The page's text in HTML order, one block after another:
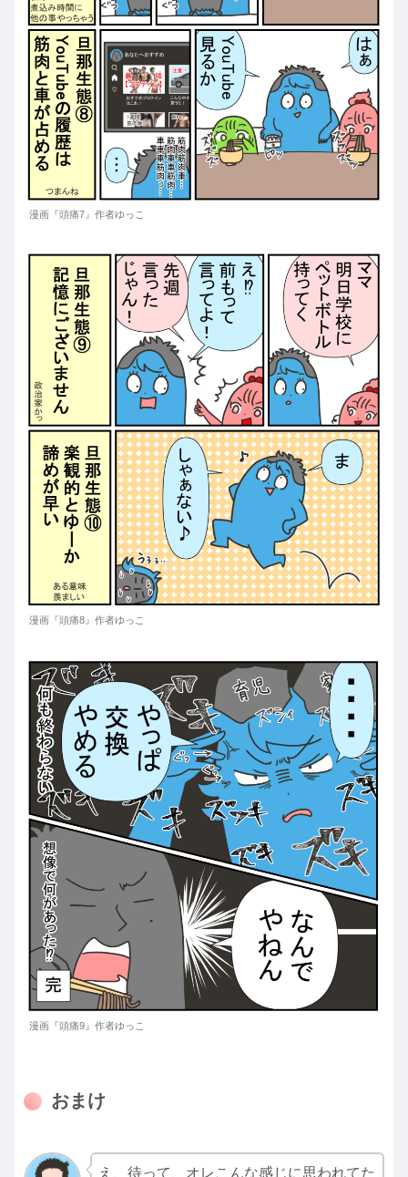
漫画『頭痛7』作者ゆっこ
漫画『頭痛8』作者ゆっこ
漫画『頭痛9』作者ゆっこ
おまけ
え、待って、オレこんな感じに思われてた